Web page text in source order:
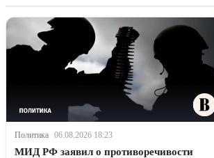
Политика 06.08.2026 18:23
МИД РФ заявил о противоречивости